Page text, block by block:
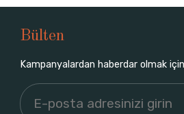
Bülten
Kampanyalardan haberdar olmak